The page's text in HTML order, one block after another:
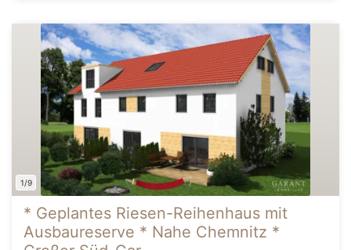
1/9
* Geplantes Riesen-Reihenhaus mit
Ausbaureserve * Nahe Chemnitz *